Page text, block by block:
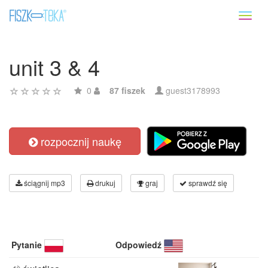
unit 3 & 4
0 87 fiszek guest3178993
rozpocznij naukę
ściągnij mp3 drukuj graj sprawdź się
Pytanie Odpowiedź